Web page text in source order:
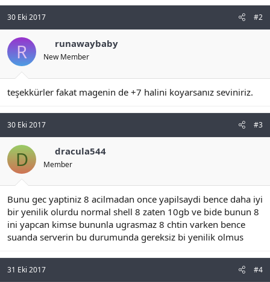
30 Eki 2017 #2
R runawaybaby
New Member
teşekkürler fakat magenin de +7 halini koyarsanız seviniriz.
30 Eki 2017 #3
D dracula544
Member
Bunu gec yaptiniz 8 acilmadan once yapilsaydi bence daha iyi
bir yenilik olurdu normal shell 8 zaten 10gb ve bide bunun 8
ini yapcan kimse bununla ugrasmaz 8 chtin varken bence
suanda serverin bu durumunda gereksiz bi yenilik olmus
31 Eki 2017 #4